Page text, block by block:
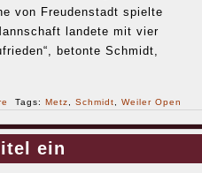
von Freudenstadt spielte
landete mit vier
betonte Schmidt,
Tags: Metz Schmidt Weiler Open
ein